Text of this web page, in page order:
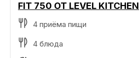
FIT 750 ОТ LEVEL KITCHEN
4 приёма пищи
4 блюда